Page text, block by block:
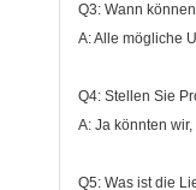
Q3: Wann
A: Alle mögliche
Q4: Stellen Sie
A: Ja könnten
Q5: Was ist die